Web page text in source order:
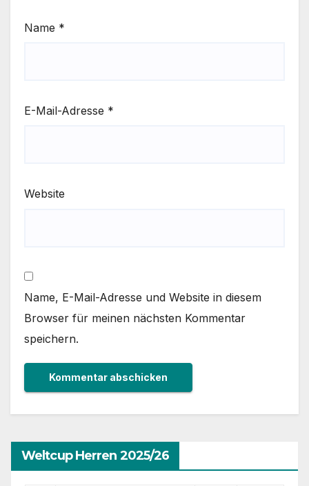
Name *
E-Mail-Adresse *
Website
Name, E-Mail-Adresse und Website in diesem
Browser für meinen nächsten Kommentar
speichern.
Weltcup Herren 2025/26